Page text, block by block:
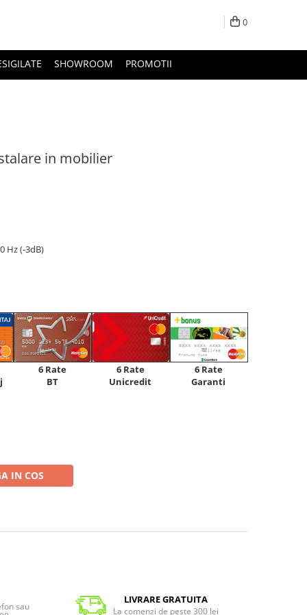
0
SHOWROOM PROMOTII
in mobilier
Hz (-3dB)
6 Rate
BT
6 Rate
Unicredit
6 Rate
Garanti
IN COS
sau
LIVRARE GRATUITA
La comenzi de peste 300 lei